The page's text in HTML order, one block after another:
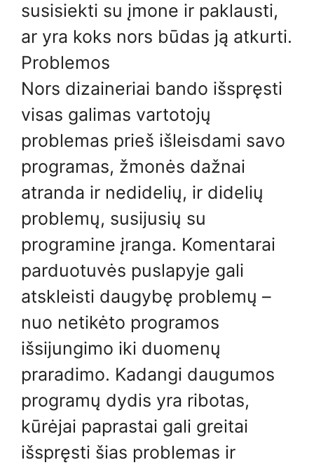
susisiekti su įmone ir paklausti,
ar yra koks nors būdas ją atkurti.
Problemos
Nors dizaineriai bando išspręsti
visas galimas vartotojų
problemas prieš išleisdami savo
programas, žmonės dažnai
atranda ir nedidelių, ir didelių
problemų, susijusių su
programine įranga. Komentarai
parduotuvės puslapyje gali
atskleisti daugybę problemų –
nuo ​​netikėto programos
išsijungimo iki duomenų
praradimo. Kadangi daugumos
programų dydis yra ribotas,
kūrėjai paprastai gali greitai
išspręsti šias problemas ir